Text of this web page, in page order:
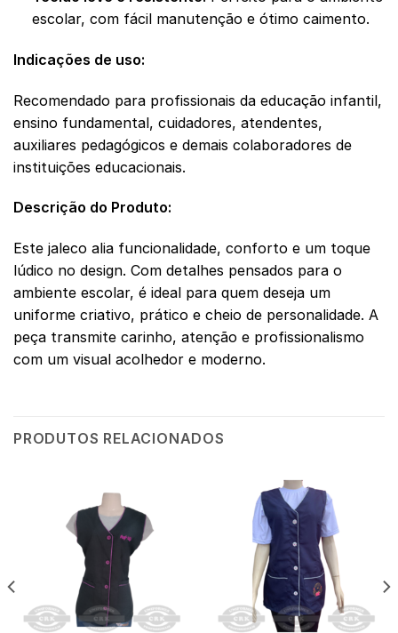
escolar, com fácil manutenção e ótimo caimento.
Indicações de uso:
Recomendado para profissionais da educação infantil,
ensino fundamental, cuidadores, atendentes,
auxiliares pedagógicos e demais colaboradores de
instituições educacionais.
Descrição do Produto:
Este jaleco alia funcionalidade, conforto e um toque
lúdico no design. Com detalhes pensados para o
ambiente escolar, é ideal para quem deseja um
uniforme criativo, prático e cheio de personalidade. A
peça transmite carinho, atenção e profissionalismo
com um visual acolhedor e moderno.
PRODUTOS RELACIONADOS